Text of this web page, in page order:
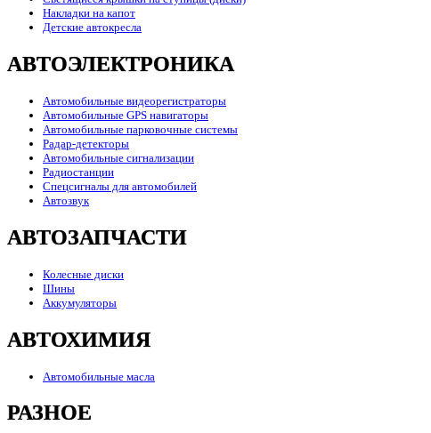
Накладки на капот
Детские автокресла
АВТОЭЛЕКТРОНИКА
Автомобильные видеорегистраторы
Автомобильные GPS навигаторы
Автомобильные парковочные системы
Радар-детекторы
Автомобильные сигнализации
Радиостанции
Спецсигналы для автомобилей
Автозвук
АВТОЗАПЧАСТИ
Колесные диски
Шины
Аккумуляторы
АВТОХИМИЯ
Автомобильные масла
РАЗНОЕ